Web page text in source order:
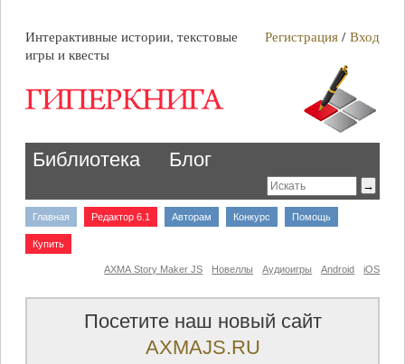
Интерактивные истории, текстовые
игры и квесты
Регистрация /Вход
Библиотека Блог
Главная Редактор 6.1 Авторам Конкурс Помощь
Купить
iOS
Android
Аудиоигры
Новеллы
AXMA Story Maker JS
Посетите наш новый сайт
AXMAJS.RU